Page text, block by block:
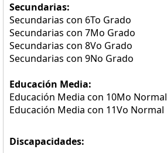
Secundarias:
Secundarias con 6To Grado
Secundarias con 7Mo Grado
Secundarias con 8Vo Grado
Secundarias con 9No Grado
Educación Media:
Educación Media con 10Mo Normal
Educación Media con 11Vo Normal
Discapacidades: